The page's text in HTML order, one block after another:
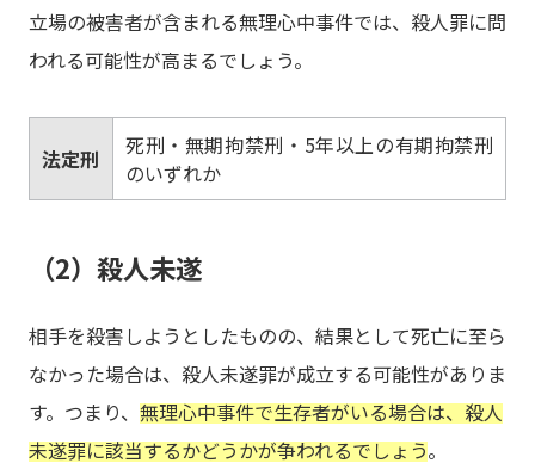
立場の被害者が含まれる無理心中事件では、殺人罪に問
われる可能性が高まるでしょう。
法定刑
死刑・無期拘禁刑・5年以上の有期拘禁刑
のいずれか
（2）殺人未遂
相手を殺害しようとしたものの、結果として死亡に至ら
なかった場合は、殺人未遂罪が成立する可能性がありま
す。つまり、 無理心中事件で生存者がいる場合は、殺人
未遂罪に該当するかどうかが争われるでしょう。